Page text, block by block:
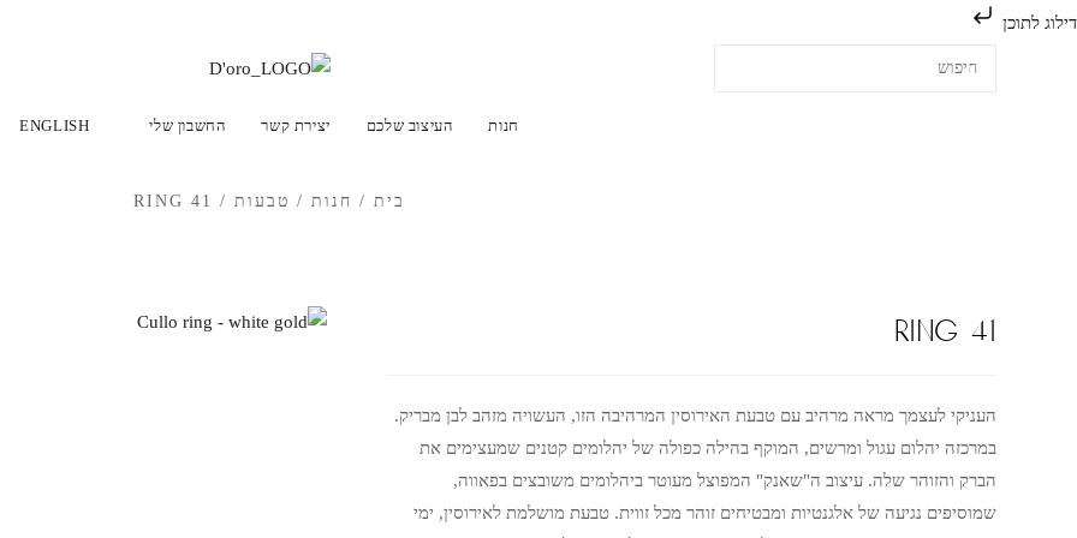
דילוג לתוכן
חנות העיצוב שלכם יצירת קשר החשבון שלי ENGLISH
בית / חנות / טבעות /
RING 41
ring 41
העניקי לעצמך מראה מרהיב עם טבעת האירוסין המרהיבה הזו, העשויה מזהב לבן מבריק.
במרכזה יהלום עגול ומרשים, המוקף בהילה כפולה של יהלומים קטנים שמעצימים את
הברק והזוהר שלה. עיצוב ה"שאנק" המפוצל מעוטר ביהלומים משובצים בפאווה,
שמוסיפים נגיעה של אלגנטיות ומבטיחים זוהר מכל זווית. טבעת מושלמת לאירוסין, ימי